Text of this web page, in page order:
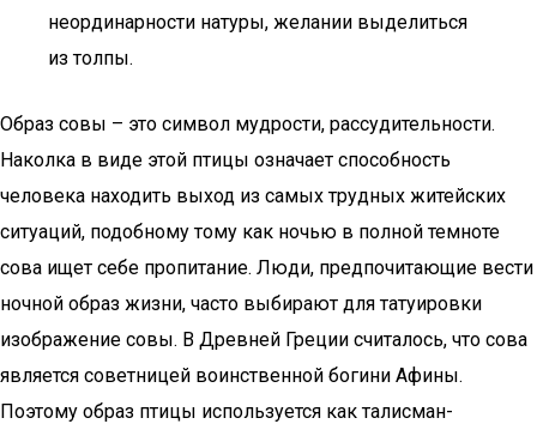
неординарности натуры, желании выделиться
из толпы.
Образ совы – это символ мудрости, рассудительности.
Наколка в виде этой птицы означает способность
человека находить выход из самых трудных житейских
ситуаций, подобному тому как ночью в полной темноте
сова ищет себе пропитание. Люди, предпочитающие вести
ночной образ жизни, часто выбирают для татуировки
изображение совы. В Древней Греции считалось, что сова
является советницей воинственной богини Афины.
Поэтому образ птицы используется как талисман-